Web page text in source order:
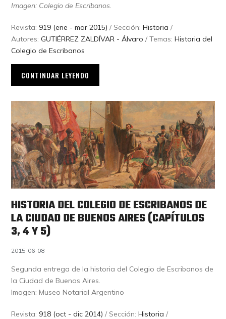
Imagen: Colegio de Escribanos.
Revista: 919 (ene - mar 2015) / Sección:Historia /
Autores:GUTIÉRREZ ZALDÍVAR - Álvaro / Temas:Historia del
Colegio de Escribanos
CONTINUAR LEYENDO
HISTORIA DEL COLEGIO DE ESCRIBANOS DE
LA CIUDAD DE BUENOS AIRES (CAPÍTULOS
3, 4 Y 5)
2015-06-08
Segunda entrega de la historia del Colegio de Escribanos de
la Ciudad de Buenos Aires.
Imagen: Museo Notarial Argentino
Revista: 918 (oct - dic 2014) / Sección:Historia /